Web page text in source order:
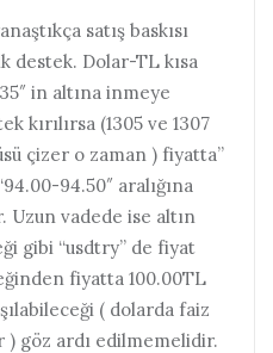
satış baskısı
destek. Dolar-TL kısa
in altına inmeye
kırılırsa (1305 ve 1307
çizer o zaman ) fiyatta”
94.50″ aralığına
vadede ise altın
gibi “usdtry” de fiyat
fiyatta 100.00TL
( dolarda faiz
) göz ardı edilmemelidir.